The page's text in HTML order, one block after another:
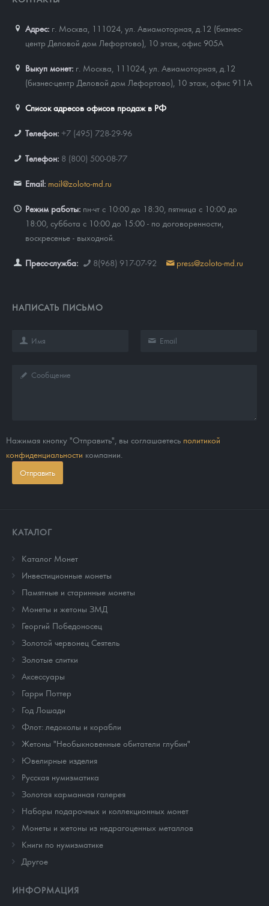
Адрес: г. Москва, 111024 ул. Авиамоторная, д.12 (бизнес-
центр Деловой дом Лефортово), 10 этаж, офис 905А
Выкуп монет: г. Москва, 111024, ул. Авиамоторная, д.12
(бизнес-центр Деловой дом Лефортово), 10 этаж, офис 911А
Список адресов офисов продаж в РФ
Телефон: +7 (495) 728-29-96
Телефон: 8 (800) 500-08-77
Email: mail@zoloto-md.ru
Режим работы: пн-чт с 10:00 до 18:30, пятница с 10:00 до
18:00, суббота с 10:00 до 15:00 - по договоренности,
воскресенье - выходной.
Пресс-служба: 8(968) 917-07-92 press@zoloto-md.ru
НАПИСАТЬ ПИСЬМО
Нажимая кнопку "Отправить", вы соглашаетесь политикой
конфиденциальности компании.
Отправить
КАТАЛОГ
Каталог Монет
Инвестиционные монеты
Памятные и старинные монеты
Монеты и жетоны ЗМД
Георгий Победоносец
Золотой червонец Сеятель
Золотые слитки
Аксессуары
Гарри Поттер
Год Лошади
Флот: ледоколы и корабли
Жетоны "Необыкновенные обитатели глубин"
Ювелирные изделия
Русская нумизматика
Золотая карманная галерея
Наборы подарочных и коллекционных монет
Монеты и жетоны из недрагоценных металлов
Книги по нумизматике
Другое
ИНФОРМАЦИЯ